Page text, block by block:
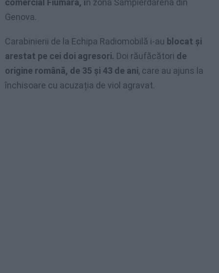
comercial Fiumara, în zona Sampierdarena din
Genova.
Carabinierii de la Echipa Radiomobilă i-au blocat și
arestat pe cei doi agresori. Doi răufăcători de
origine română, de 35 și 43 de ani, care au ajuns la
închisoare cu acuzația de viol agravat.